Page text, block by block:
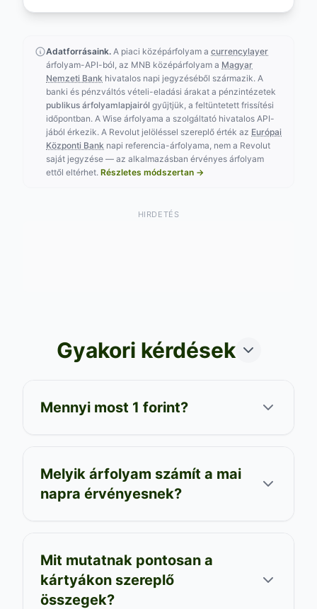
Adatforrásaink. A piaci középárfolyam a currencylayer
árfolyam-API-ból, az MNB középárfolyam a Magyar
Nemzeti Bank hivatalos napi jegyzéséből származik. A
banki és pénzváltós vételi-eladási árakat a pénzintézetek
publikus árfolyamlapjairól gyűjtjük, a feltüntetett frissítési
időpontban. A Wise árfolyama a szolgáltató hivatalos API-
jából érkezik. A Revolut jelöléssel szereplő érték az Európai
Központi Bank napi referencia-árfolyama, nem a Revolut
saját jegyzése — az alkalmazásban érvényes árfolyam
ettől eltérhet. Részletes módszertan →
HIRDETÉS
Gyakori kérdések
Mennyi most 1 forint?
Melyik árfolyam számít a mai
napra érvényesnek?
Mit mutatnak pontosan a
kártyákon szereplő
összegek?